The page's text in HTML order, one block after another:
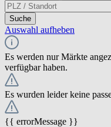
Suche
Auswahl aufheben
Es werden nur Märkte
verfügbar haben.
Es wurden leider keine
{{ errorMessage }}